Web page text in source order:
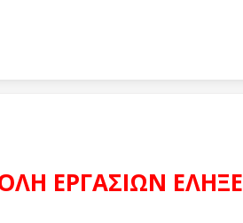
ΕΡΓΑΣΙΩΝ ΕΛΗΞΕ